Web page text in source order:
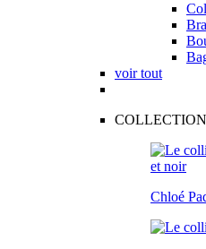
voir tout
Chloé